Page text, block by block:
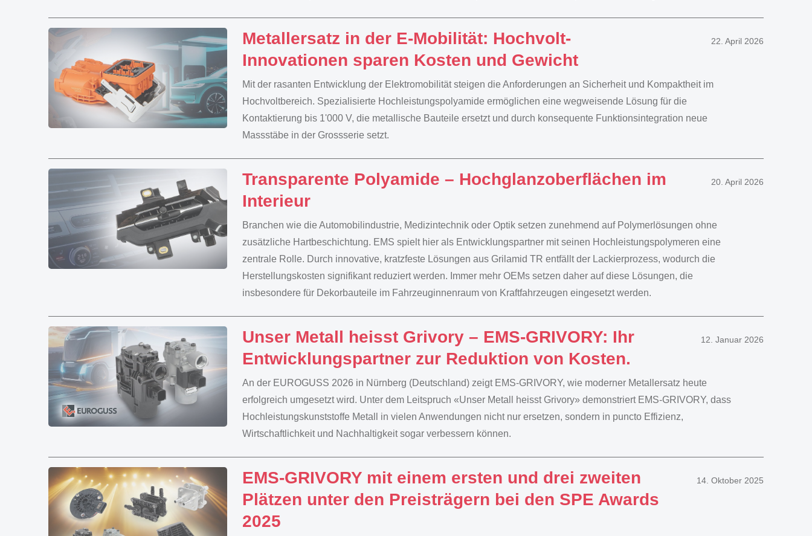
Metallersatz in der E-Mobilität: Hochvolt-
Innovationen sparen Kosten und Gewicht
22. April 2026
Mit der rasanten Entwicklung der Elektromobilität steigen die Anforderungen an Sicherheit und Kompaktheit im
Hochvoltbereich. Spezialisierte Hochleistungspolyamide ermöglichen eine wegweisende Lösung für die
Kontaktierung bis 1'000 V, die metallische Bauteile ersetzt und durch konsequente Funktionsintegration neue
Massstäbe in der Grossserie setzt.
Transparente Polyamide – Hochglanzoberflächen im
Interieur
20. April 2026
Branchen wie die Automobilindustrie, Medizintechnik oder Optik setzen zunehmend auf Polymerlösungen ohne
zusätzliche Hartbeschichtung. EMS spielt hier als Entwicklungspartner mit seinen Hochleistungspolymeren eine
zentrale Rolle. Durch innovative, kratzfeste Lösungen aus Grilamid TR entfällt der Lackierprozess, wodurch die
Herstellungskosten signifikant reduziert werden. Immer mehr OEMs setzen daher auf diese Lösungen, die
insbesondere für Dekorbauteile im Fahrzeuginnenraum von Kraftfahrzeugen eingesetzt werden.
Unser Metall heisst Grivory – EMS-GRIVORY: Ihr
Entwicklungspartner zur Reduktion von Kosten.
12. Januar 2026
An der EUROGUSS 2026 in Nürnberg (Deutschland) zeigt EMS-GRIVORY, wie moderner Metallersatz heute
erfolgreich umgesetzt wird. Unter dem Leitspruch «Unser Metall heisst Grivory» demonstriert EMS-GRIVORY, dass
Hochleistungskunststoffe Metall in vielen Anwendungen nicht nur ersetzen, sondern in puncto Effizienz,
Wirtschaftlichkeit und Nachhaltigkeit sogar verbessern können.
EMS-GRIVORY mit einem ersten und drei zweiten
Plätzen unter den Preisträgern bei den SPE Awards
2025
14. Oktober 2025